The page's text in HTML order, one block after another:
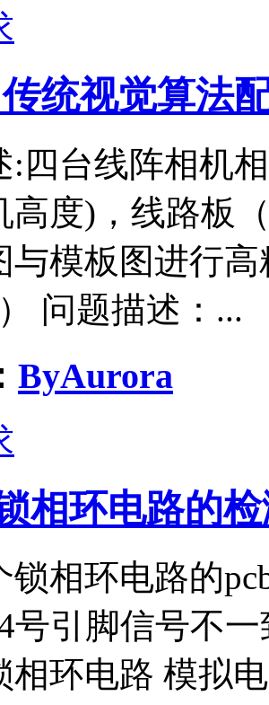
统视觉算法
:四台线阵相机
高度)，线路板
与模板图进行
问题描述：...
ByAurora
相环电路的
锁相环电路的
号引脚信号不
相环电路 模拟